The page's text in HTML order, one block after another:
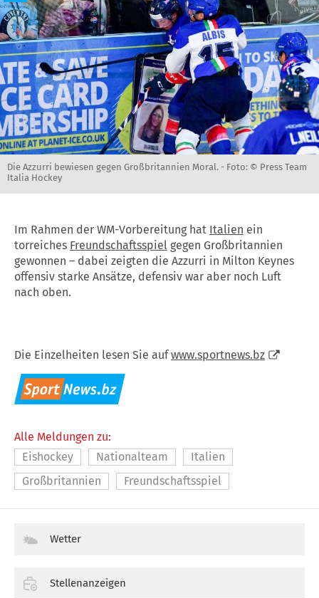
Die Azzurri bewiesen gegen Großbritannien Moral. - Foto: © Press Team
Italia Hockey
Im Rahmen der WM-Vorbereitung hat Italien ein
torreiches Freundschaftsspiel gegen Großbritannien
gewonnen – dabei zeigten die Azzurri in Milton Keynes
offensiv starke Ansätze, defensiv war aber noch Luft
nach oben.
Die Einzelheiten lesen Sie aufwww.sportnews.bz
Alle Meldungen zu:
Eishockey
Nationalteam
Italien
Großbritannien
Freundschaftsspiel
Wetter
Stellenanzeigen